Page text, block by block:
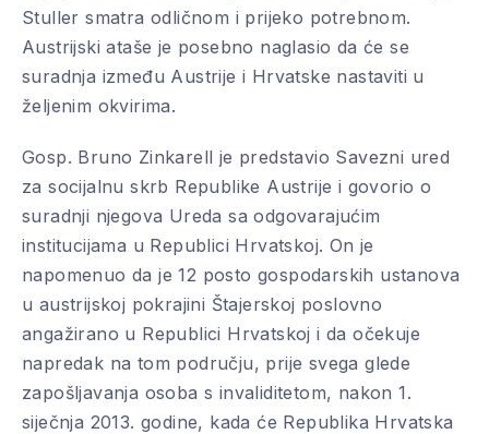
Stuller smatra odličnom i prijeko potrebnom.
Austrijski ataše je posebno naglasio da će se
suradnja između Austrije i Hrvatske nastaviti u
željenim okvirima.
Gosp. Bruno Zinkarell je predstavio Savezni ured
za socijalnu skrb Republike Austrije i govorio o
suradnji njegova Ureda sa odgovarajućim
institucijama u Republici Hrvatskoj. On je
napomenuo da je 12 posto gospodarskih ustanova
u austrijskoj pokrajini Štajerskoj poslovno
angažirano u Republici Hrvatskoj i da očekuje
napredak na tom području, prije svega glede
zapošljavanja osoba s invaliditetom, nakon 1.
siječnja 2013. godine, kada će Republika Hrvatska